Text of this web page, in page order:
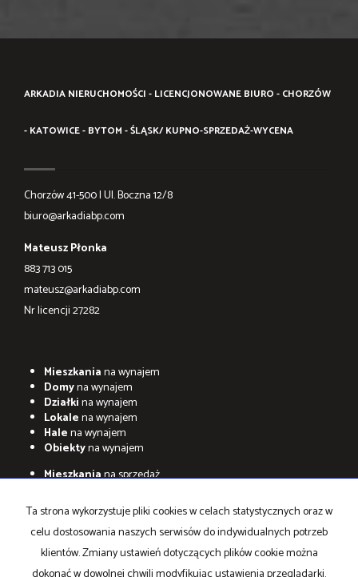
ARKADIA NIERUCHOMOŚCI - LICENCJONOWANE BIURO - CHORZÓW
- KATOWICE - BYTOM - ŚLĄSK/ KUPNO-SPRZEDAŻ-WYCENA
Chorzów 41-500 | Ul. Boczna 12/8
biuro@arkadiabp.com
Mateusz Płonka
883 713 015
mateusz@arkadiabp.com
Nr licencji 27282
Mieszkaniana wynajem
Domyna wynajem
Działkina wynajem
Lokalena wynajem
Halena wynajem
Obiektyna wynajem
Mieszkaniana sprzedaż
Działkina sprzedaż
Lokalena sprzedaż
Halena sprzedaż
Obiektyna sprzedaż
Ta strona wykorzystuje pliki cookies w celach statystycznych oraz w
celu dostosowania naszych serwisów do indywidualnych potrzeb
klientów. Zmiany ustawień dotyczących plików cookie można